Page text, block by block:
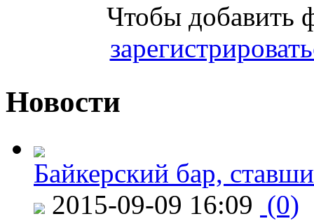
Чтобы добавить
Новости
Байкерский бар,
2015-09-09 16:09 (0)